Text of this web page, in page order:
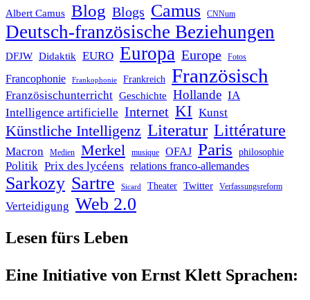
Albert Camus Blog Blogs Camus CNNum
Deutsch-französische Beziehungen
DFJW Didaktik EURO Europa Europe Fotos
Francophonie Frankophonie Frankreich Französisch
Französischunterricht Geschichte Hollande IA
Intelligence artificielle Internet KI Kunst
Künstliche Intelligenz Literatur Littérature
Macron Medien Merkel musique OFAJ Paris philosophie
Politik Prix des lycéens relations franco-allemandes
Sarkozy Sartre Sicard Theater Twitter Verfassungsreform
Verteidigung Web 2.0
Lesen fürs Leben
Eine Initiative von Ernst Klett Sprachen: